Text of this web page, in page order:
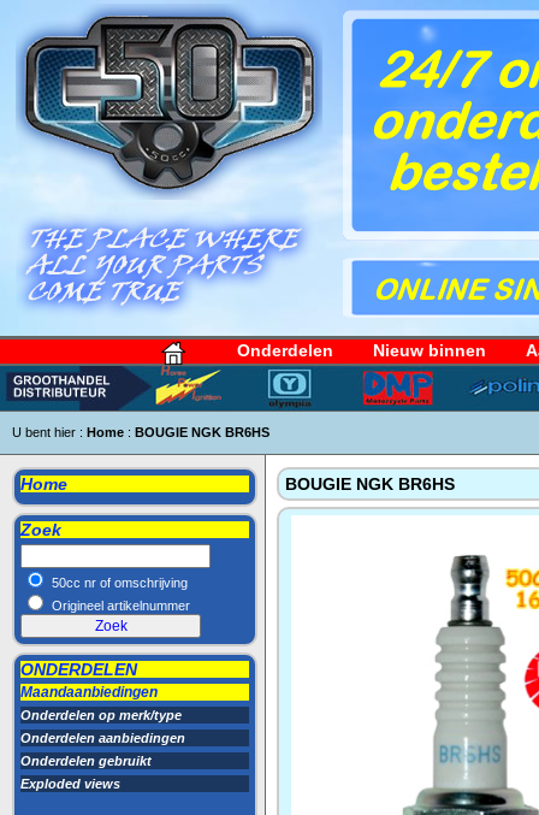
Onderdelen Nieuw binnen
U bent hier : Home : BOUGIE NGK BR6HS
Home
Zoek
50cc nr of omschrijving
Origineel artikelnummer
ONDERDELEN
Maandaanbiedingen
Onderdelen op merk/type
Onderdelen aanbiedingen
Onderdelen gebruikt
Exploded views
BOUGIE NGK BR6HS